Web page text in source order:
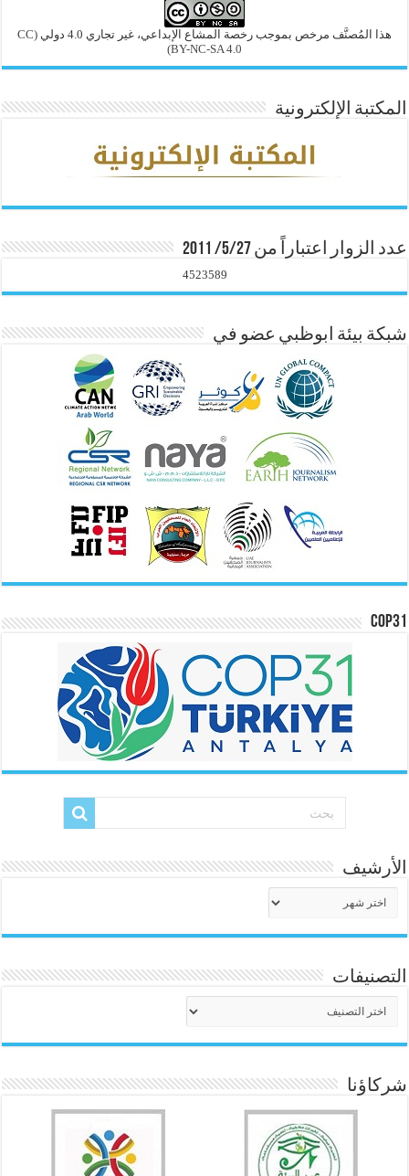
هذا المُصنَّف مرخص بموجب رخصة المشاع الإبداعي، غير تجاري 4.0 دولي
(CC
BY-NC-SA 4.0)
المكتبة الإلكترونية
عدد الزوار اعتباراً من 5/27/ 2011
4523589
شبكة بيئة ابوظبي عضو في
COP31
الأرشيف
التصنيفات
شركاؤنا